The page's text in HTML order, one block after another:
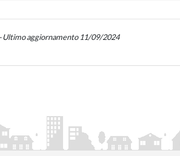
Ultimo aggiornamento 11/09/2024